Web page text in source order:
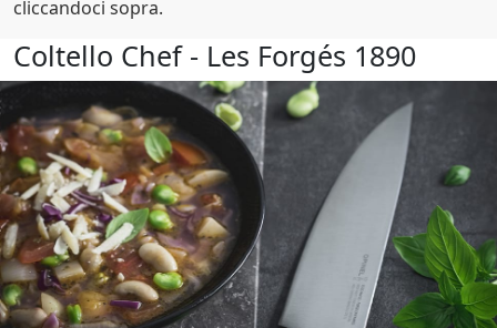
cliccandoci sopra.
Coltello Chef - Les Forgés 1890